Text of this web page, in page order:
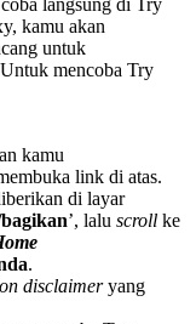
langsung di Try
kamu akan
untuk
mencoba Try
kamu
link di atas.
di layar
’, lalu scroll ke
.
disclaimeryang